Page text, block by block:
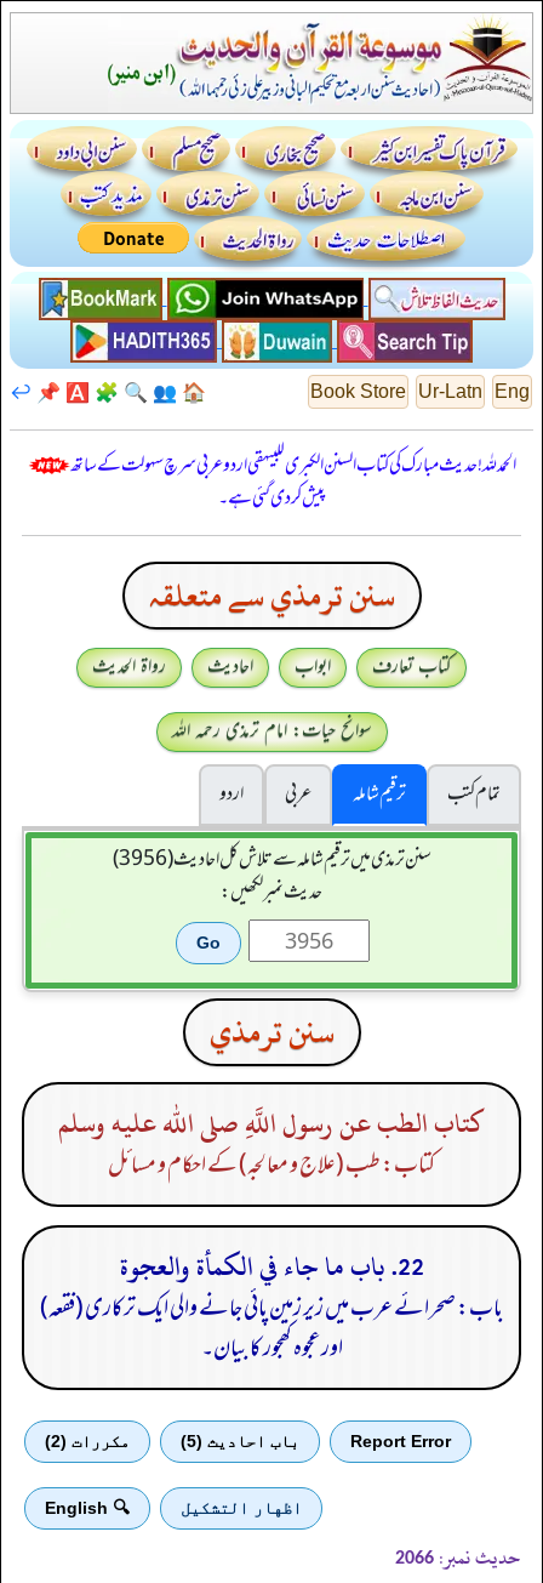
Eng
Ur-Latn
Book Store
🏠
👥
🔍
🧩
🅰️
📌
↩️
الحمدللہ! حدیث مبارک کی کتاب السنن الكبرى للبيهقي اردو عربی سرچ سہولت کے ساتھ
پیش کر دی گئی ہے۔
سنن ترمذي سے متعلقہ
کتاب تعارف ابواب احادیث
رواۃ الحدیث
سوانح حیات: امام ترمذی رحمہ اللہ
تمام کتب
ترقیم شاملہ عربی
اردو
سنن ترمذی میں ترقیم شاملہ سے تلاش کل احادیث (3956)
حدیث نمبر لکھیں:
سنن ترمذي
كتاب الطب عن رسول اللَّهِ صلى الله عليه وسلم
کتاب: طب (علاج و معالجہ) کے احکام و مسائل
22. باب ما جاء في الكمأة والعجوة
باب: صحرائے عرب میں زیر زمین پائی جانے والی ایک ترکاری (فقعہ)
اور عجوہ کھجور کا بیان۔
Report Error باب احادیث (5) مكررات (2)
اظهار التشكيل 🔍 English
حدیث نمبر: 2066